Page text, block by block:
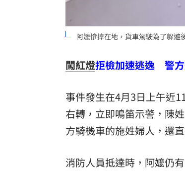
阿嬤慘摔在地，貨車駕駛為了躲避
闖紅燈拒檢加速逃逸 警
事件發生在4月3日上午近
右轉，立即鳴笛示警，陳
方騎機車的施姓婦人，還
消防人員抵達時，阿嬤仍